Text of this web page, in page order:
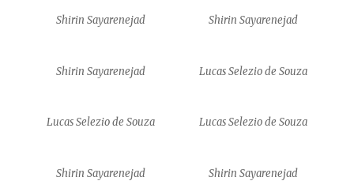
Shirin Sayarenejad Shirin Sayarenejad
Shirin Sayarenejad Lucas Selezio de Souza
Lucas Selezio de Souza Lucas Selezio de Souza
Shirin Sayarenejad Shirin Sayarenejad